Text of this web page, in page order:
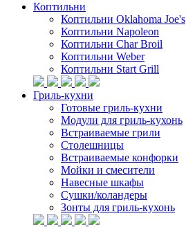
Коптильни
Коптильни Oklahoma Joe's
Коптильни Napoleon
Коптильни Char Broil
Коптильни Weber
Коптильни Start Grill
Гриль-кухни
Готовые гриль-кухни
Модули для гриль-кухонь
Встраиваемые грили
Столешницы
Встраиваемые конфорки
Мойки и смесители
Навесные шкафы
Сушки/коландеры
Зонты для гриль-кухонь